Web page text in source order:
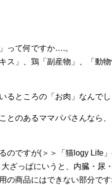
って何ですか….。
ス」、鶏「副産物」、「動
るところの「お肉」なんで
とのあるママパパさんなら、
のですが(＞＞「猫logy Life
ざっぱにいうと、 内臓・尿
の商品にはできない部分です